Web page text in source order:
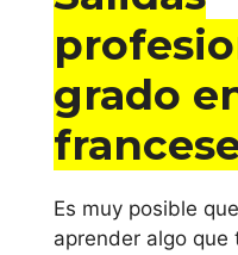
grado
Es muy posible
aprender algo que